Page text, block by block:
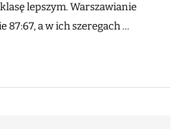
lepszym. Warszawianie
87:67, a w ich szeregach …